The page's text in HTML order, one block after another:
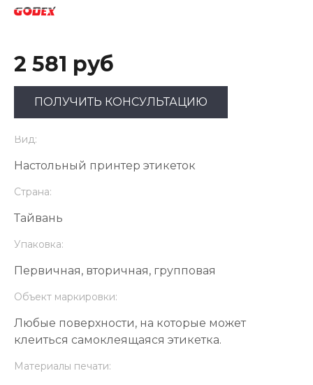
2 581 руб
ПОЛУЧИТЬ КОНСУЛЬТАЦИЮ
Вид:
Настольный принтер этикеток
Страна:
Тайвань
Упаковка:
Первичная, вторичная, групповая
Объект маркировки:
Любые поверхности, на которые может
клеиться самоклеящаяся этикетка.
Материалы печати: